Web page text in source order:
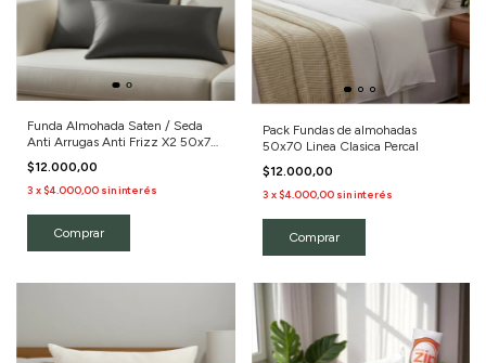
Funda Almohada Saten / Seda
Anti Arrugas Anti Frizz X2 50x70
Color Negro/Lisa
$12.000,00
3 x$4.000,00 sin interés
Pack Fundas de almohadas
50x70 Linea Clasica Percal
$12.000,00
3 x$4.000,00 sin interés
Comprar